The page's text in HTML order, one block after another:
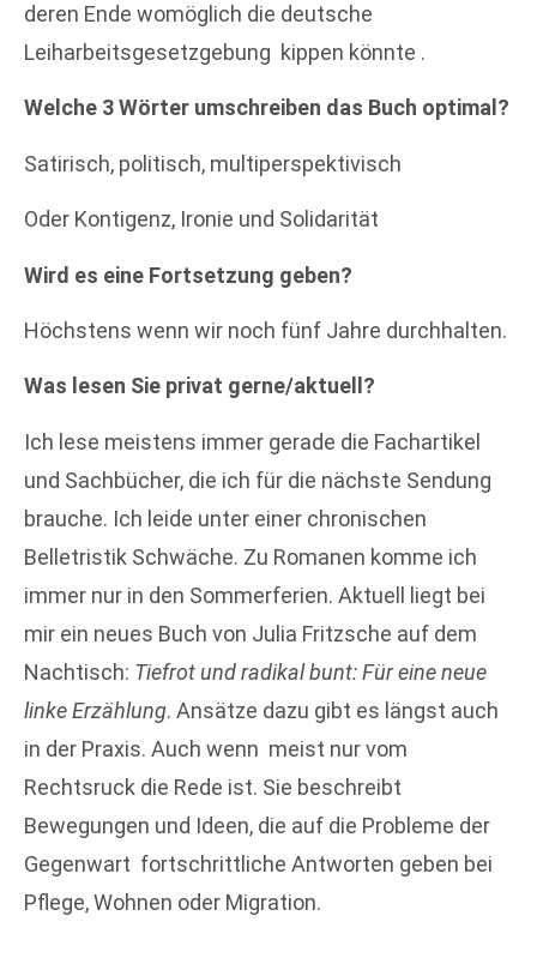
deren Ende womöglich die deutsche
Leiharbeitsgesetzgebung kippen könnte .
Welche 3 Wörter umschreiben das Buch optimal?
Satirisch, politisch, multiperspektivisch
Oder Kontigenz, Ironie und Solidarität
Wird es eine Fortsetzung geben?
Höchstens wenn wir noch fünf Jahre durchhalten.
Was lesen Sie privat gerne/aktuell?
Ich lese meistens immer gerade die Fachartikel
und Sachbücher, die ich für die nächste Sendung
brauche. Ich leide unter einer chronischen
Belletristik Schwäche. Zu Romanen komme ich
immer nur in den Sommerferien. Aktuell liegt bei
mir ein neues Buch von Julia Fritzsche auf dem
Nachtisch: Tiefrot und radikal bunt: Für eine neue
linke Erzählung. Ansätze dazu gibt es längst auch
in der Praxis. Auch wenn meist nur vom
Rechtsruck die Rede ist. Sie beschreibt
Bewegungen und Ideen, die auf die Probleme der
Gegenwart fortschrittliche Antworten geben bei
Pflege, Wohnen oder Migration.